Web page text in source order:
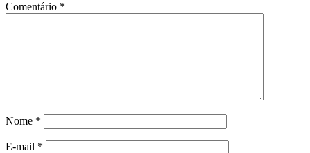
Comentário *
Nome *
E-mail *